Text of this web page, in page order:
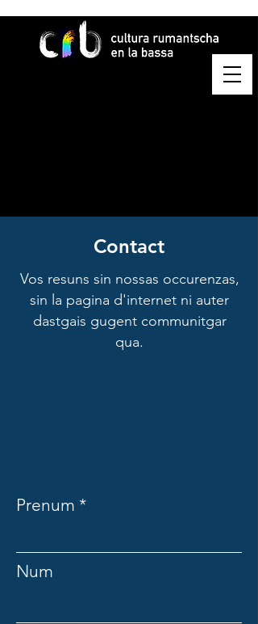
Contact
Vos resuns sin nossas occurenzas,
sin la pagina d'internet ni auter
dastgais gugent communitgar
qua.
Prenum
Num